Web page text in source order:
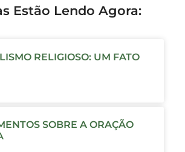
Estão Lendo Agora:
RELIGIOSO: UM FATO
SOBRE A ORAÇÃO